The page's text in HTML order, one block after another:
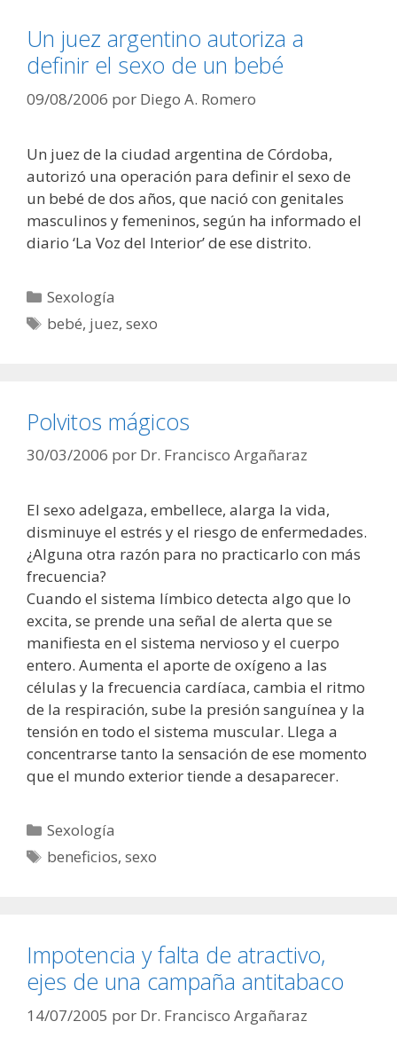
Un juez argentino autoriza a
definir el sexo de un bebé
09/08/2006 por Diego A. Romero
Un juez de la ciudad argentina de Córdoba,
autorizó una operación para definir el sexo de
un bebé de dos años, que nació con genitales
masculinos y femeninos, según ha informado el
diario ‘La Voz del Interior’ de ese distrito.
Categorías
Sexología
Etiquetas
bebé, juez,sexo
Polvitos mágicos
30/03/2006 por Dr. Francisco Argañaraz
El sexo adelgaza, embellece, alarga la vida,
disminuye el estrés y el riesgo de enfermedades.
¿Alguna otra razón para no practicarlo con más
frecuencia?
Cuando el sistema límbico detecta algo que lo
excita, se prende una señal de alerta que se
manifiesta en el sistema nervioso y el cuerpo
entero. Aumenta el aporte de oxígeno a las
células y la frecuencia cardíaca, cambia el ritmo
de la respiración, sube la presión sanguínea y la
tensión en todo el sistema muscular. Llega a
concentrarse tanto la sensación de ese momento
que el mundo exterior tiende a desaparecer.
Categorías
Sexología
Etiquetas
beneficios,sexo
Impotencia y falta de atractivo,
ejes de una campaña antitabaco
14/07/2005 por Dr. Francisco Argañaraz